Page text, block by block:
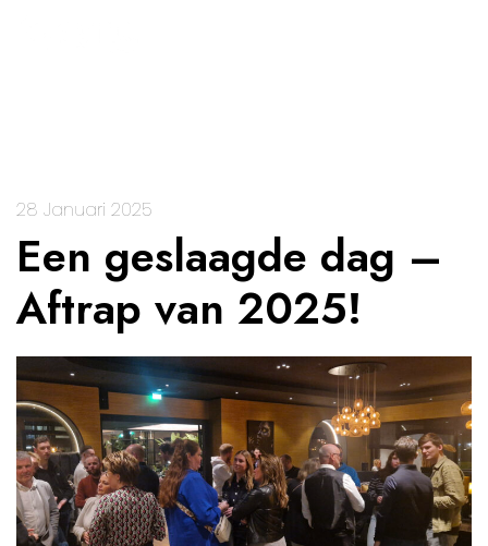
28 Januari 2025
Een geslaagde dag –
Aftrap van 2025!